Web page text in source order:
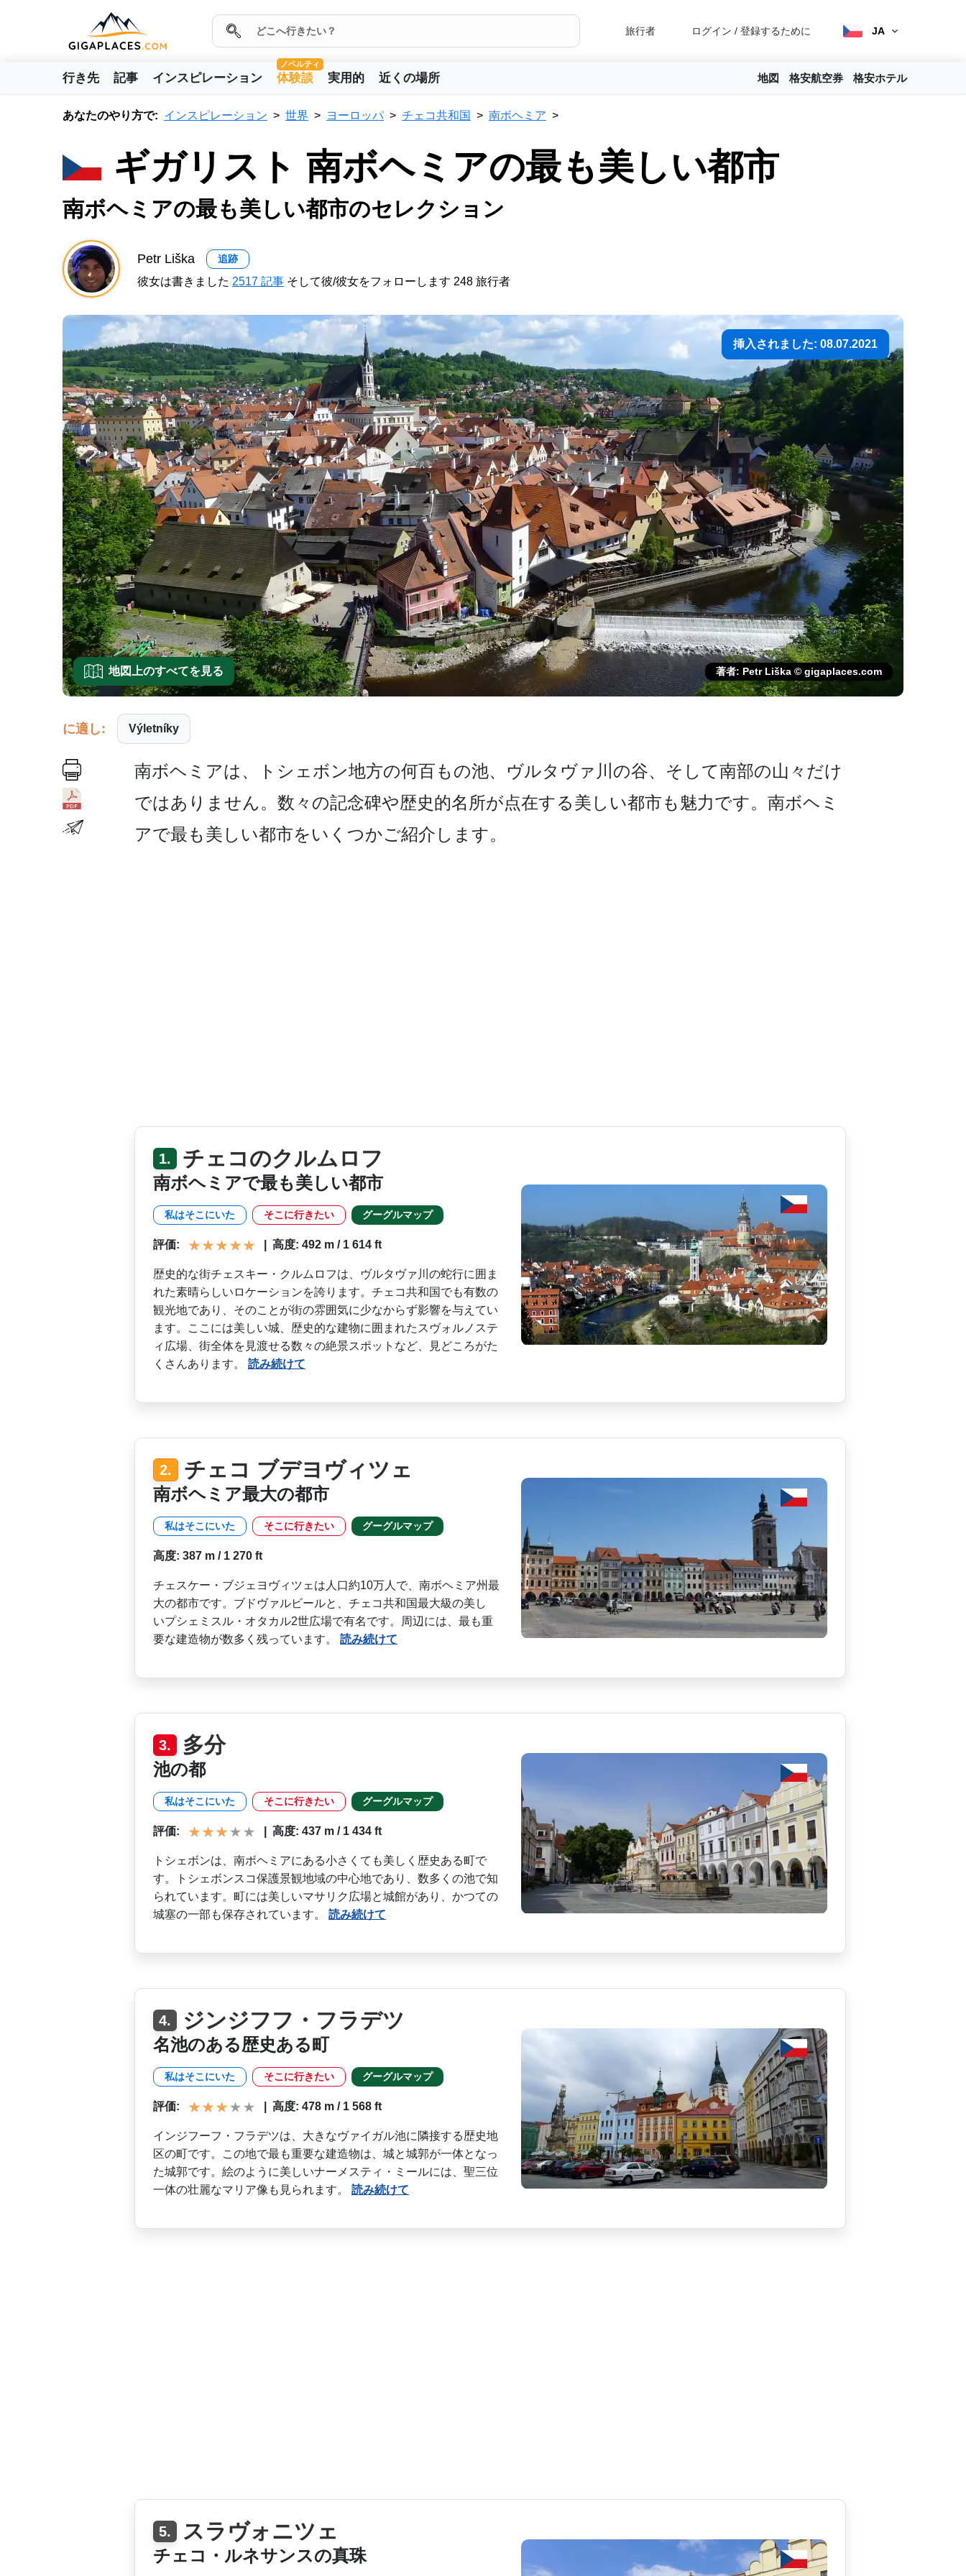
旅行者 ログイン / 登録するために JA
行き先 記事 インスピレーション
ノベルティ
体験談 実用的 近くの場所 地図 格安航空券 格安ホテル
あなたのやり方で: インスピレーション 世界 ヨーロッパ チェコ共和国 南ボヘミア
ギガリスト 南ボヘミアの最も美しい都市
南ボヘミアの最も美しい都市のセレクション
Petr Liška 追跡
彼女は書きました 2517 記事 そして彼/彼女をフォローします 248 旅行者
挿入されました: 08.07.2021
地図上のすべてを見る 著者: Petr Liška © gigaplaces.com
に適し: Výletníky
南ボヘミアは、トシェボン地­方の何百もの池、ヴルタヴァ川の谷、そして南部の山­々だけ
ではありません。数々の記念碑や歴史的名所が­点在する美しい都市も魅力です。南ボヘミ
アで最も美­しい都市をいくつかご紹介します。
1. チェコのクルムロフ
南ボヘミアで最も美しい都市
私はそこにいた そこに行きたい グーグルマップ
評価: 高度: 492 m / 1 614 ft
歴史的な街チェスキー・クル­ムロフは、ヴルタヴァ川の蛇行に囲ま
れた素晴らしい­ロケーションを誇ります。チェコ共和国でも有数の
観­光地であり、そのことが街の雰囲気に少なからず影響­を与えてい
ます。ここには美しい城、歴史的な建物に­囲まれたスヴォルノステ
ィ広場、街全体を見渡せる数­々の絶景スポットなど、見どころがた
くさんあります。 読み続けて
2. チェコ ブデヨヴィツェ
南ボヘミア最大の都市
私はそこにいた そこに行きたい グーグルマップ
高度: 387 m / 1 270 ft
チェスケー・ブジェヨヴィツ­ェは人口約10万人で、南ボヘミア州最
大の都市です­。ブドヴァルビールと、チェコ共和国最大級の美し
い­プシェミスル・オタカル2世広場で有名です。周辺に­は、最も重
要な建造物が数多く残っています。 読み続けて
3. 多分
池の都
私はそこにいた そこに行きたい グーグルマップ
評価: 高度: 437 m / 1 434 ft
トシェボンは、南ボヘミアに­ある小さくても美しく歴史ある町で
す。トシェボンス­コ保護景観地域の中心地であり、数多くの池で知
られ­ています。町には美しいマサリク広場と城館があり、­かつての
城塞の一部も保存されています。 読み続けて
4. ジンジフフ・フラデツ
名池のある歴史ある町
私はそこにいた そこに行きたい グーグルマップ
評価: 高度: 478 m / 1 568 ft
インジフーフ・フラデツは、­大きなヴァイガル池に隣接する歴史地
区の町です。こ­の地で最も重要な建造物は、城と城郭が一体となっ
た­城郭です。絵のように美しいナーメスティ・ミールに­は、聖三位
一体の壮麗なマリア像も見られます。 読み続けて
5. スラヴォニツェ
チェコ・ルネサンスの真珠